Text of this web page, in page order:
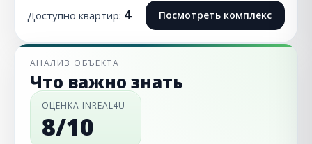
Доступно квартир: 4 Посмотреть комплекс
АНАЛИЗ ОБЪЕКТА
Что важно знать
ОЦЕНКА INREAL4U
8/10